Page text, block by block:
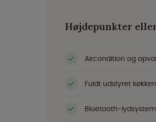
Højdepunkter
Aircondition og
Fuldt udstyret
Bluetooth-lydsystem